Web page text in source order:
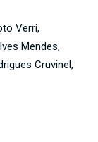
Verri
Mendes
Cruvinel